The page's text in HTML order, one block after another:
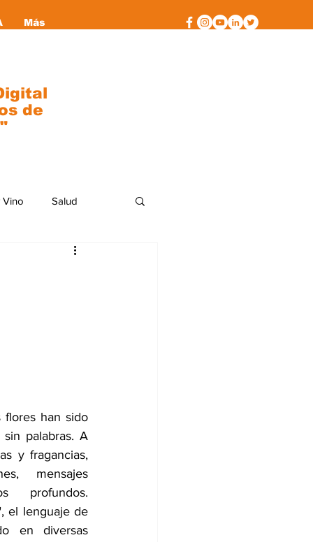
Más
Vino Salud
flores han sido
palabras. A
y fragancias,
mensajes
profundos.
el lenguaje de
en diversas
de